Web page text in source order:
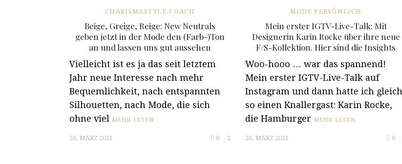
CHARISMASTYLE-COACH
Beige, Greige, Reige: New Neutrals
geben jetzt in der Mode den (Farb-)Ton
an und lassen uns gut aussehen
Vielleicht ist es ja das seit letztem
Jahr neue Interesse nach mehr
Bequemlichkeit, nach entspannten
Silhouetten, nach Mode, die sich
ohne viel MEHR LESEN
26. MÄRZ 2021 0 2
MODE PERSÖNLICH
Mein erster IGTV-Live-Talk: Mit
Designerin Karin Rocke über ihre neue
F/S-Kollektion. Hier sind die Insights
Woo-hooo … war das spannend!
Mein erster IGTV-Live-Talk auf
Instagram und dann hatte ich gleich
so einen Knallergast: Karin Rocke,
die Hamburger MEHR LESEN
26. MÄRZ 2021 0